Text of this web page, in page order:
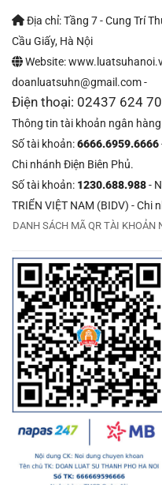
Địa chỉ: Tầng 7 - Cung Trí
Cầu Giấy, Hà Nội
Website:
doanluatsuhn@gmail.com -
Điện thoại: 02437 624
Thông tin tài khoản ngân
Số tài khoản:6666.6959.6666
Chi nhánh Điện Biên Phủ.
Số tài khoản: 1230.688.988-
TRIỂN VIỆT NAM (BIDV) - Chi
DANH SÁCH MÃ QR TÀI KHOẢN